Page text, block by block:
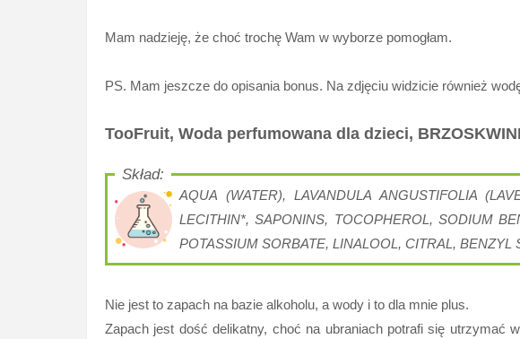
Mam nadzieję, że choć trochę Wam w wyborze pomogłam.
PS. Mam jeszcze do opisania bonus. Na zdjęciu widzicie również
TooFruit, Woda perfumowana dla dzieci,
AQUA (WATER), LAVANDULA ANGUSTIFOLIA
LECITHIN*, SAPONINS, TOCOPHEROL, SODIUM
POTASSIUM SORBATE, LINALOOL, CITRAL, BENZYL
Nie jest to zapach na bazie alkoholu, a wody i to dla mnie plus.
Zapach jest dość delikatny, choć na ubraniach potrafi się utrzymać